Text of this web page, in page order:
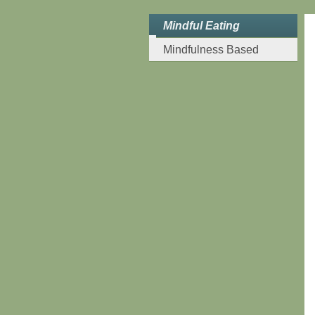
Mindful Eating
Mindfulness Based